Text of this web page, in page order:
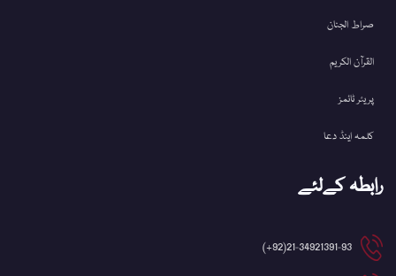
صراط الجنان
القرآن الکریم
پریئر ٹائمز
کلمہ اینڈ دعا
رابطہ کےلئے
21-34921391-93(92+)